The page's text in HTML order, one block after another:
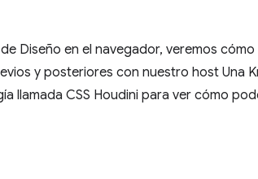
Diseño en el navegador, veremos
y posteriores con nuestro host Una
llamada CSS Houdini para ver cómo